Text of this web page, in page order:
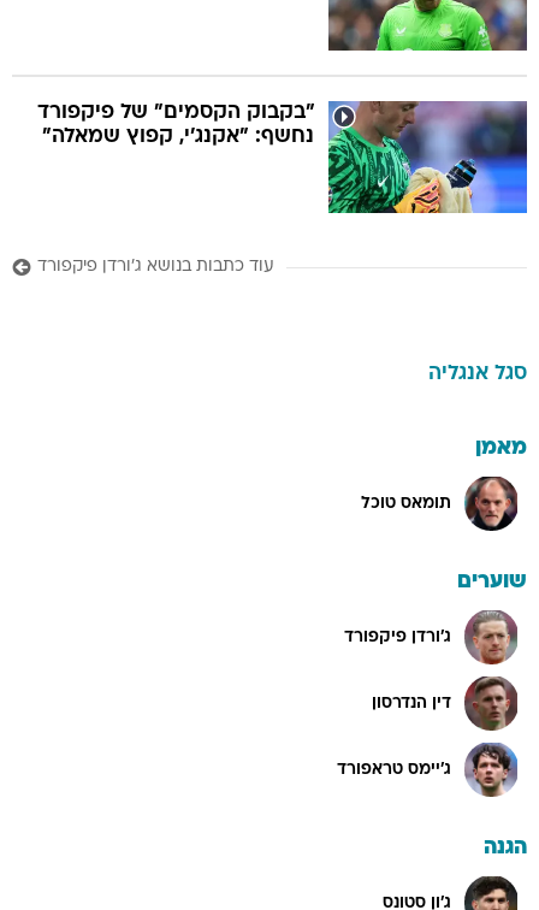
"בקבוק הקסמים" של פיקפורד
נחשף: "אקנג'י, קפוץ שמאלה"
עוד כתבות בנושא ג'ורדן פיקפורד
סגל אנגליה
מאמן
תומאס טוכל
שוערים
ג'ורדן פיקפורד
דין הנדרסון
ג'יימס טראפורד
הגנה
ג'ון סטונס